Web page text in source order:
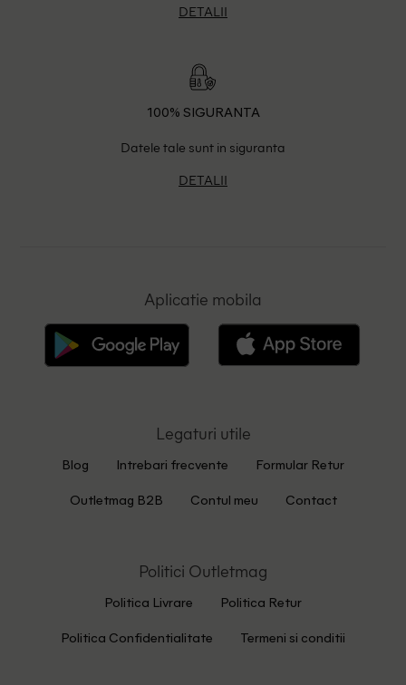
DETALII
100% SIGURANTA
Datele tale sunt in siguranta
DETALII
Aplicatie mobila
Legaturi utile
Blog Intrebari frecvente Formular Retur
Outletmag B2B Contul meu Contact
Politici Outletmag
Politica Livrare Politica Retur
Politica Confidentialitate Termeni si conditii